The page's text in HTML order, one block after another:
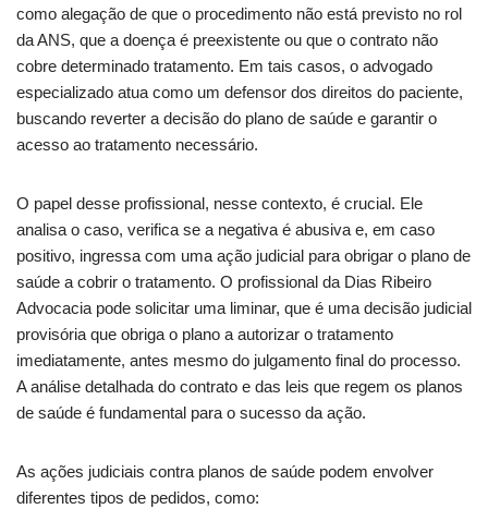
como alegação de que o procedimento não está previsto no rol
da ANS, que a doença é preexistente ou que o contrato não
cobre determinado tratamento. Em tais casos, o advogado
especializado atua como um defensor dos direitos do paciente,
buscando reverter a decisão do plano de saúde e garantir o
acesso ao tratamento necessário.
O papel desse profissional, nesse contexto, é crucial. Ele
analisa o caso, verifica se a negativa é abusiva e, em caso
positivo, ingressa com uma ação judicial para obrigar o plano de
saúde a cobrir o tratamento. O profissional da Dias Ribeiro
Advocacia pode solicitar uma liminar, que é uma decisão judicial
provisória que obriga o plano a autorizar o tratamento
imediatamente, antes mesmo do julgamento final do processo.
A análise detalhada do contrato e das leis que regem os planos
de saúde é fundamental para o sucesso da ação.
As ações judiciais contra planos de saúde podem envolver
diferentes tipos de pedidos, como: